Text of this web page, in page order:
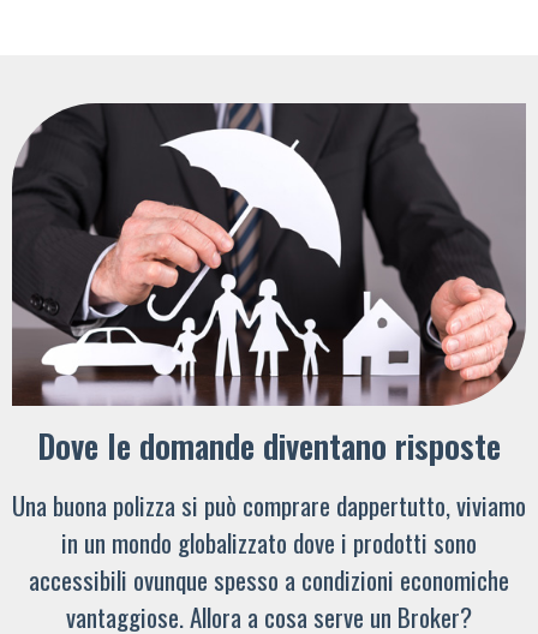
Dove le domande diventano risposte
Una buona polizza si può comprare dappertutto, viviamo
in un mondo globalizzato dove i prodotti sono
accessibili ovunque spesso a condizioni economiche
vantaggiose. Allora a cosa serve un Broker?